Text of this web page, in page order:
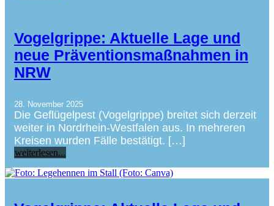
Vogelgrippe: Aktuelle Lage und
neue Präventionsmaßnahmen in
NRW
28. November 2025
Die Geflügelpest (Vogelgrippe) breitet sich derzeit
weiter in Nordrhein-Westfalen aus. In mehreren
Kreisen wurden Fälle bestätigt. […]
weiterlesen...